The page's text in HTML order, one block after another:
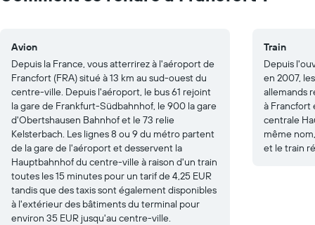
20.
Avion
Depuis la France, vous atterrirez à l'aéroport de
Francfort (FRA) situé à 13 km au sud-ouest du
centre-ville. Depuis l'aéroport, le bus 61 rejoint
la gare de Frankfurt-Südbahnhof, le 900 la gare
d'Obertshausen Bahnhof et le 73 relie
Kelsterbach. Les lignes 8 ou 9 du métro partent
de la gare de l'aéroport et desservent la
Hauptbahnhof du centre-ville à raison d'un train
toutes les 15 minutes pour un tarif de 4,25 EUR
tandis que des taxis sont également disponibles
à l'extérieur des bâtiments du terminal pour
environ 35 EUR jusqu'au centre-ville.
Train
Depuis
en 2007,
allemands
à Francfort
centrale
même
et le train